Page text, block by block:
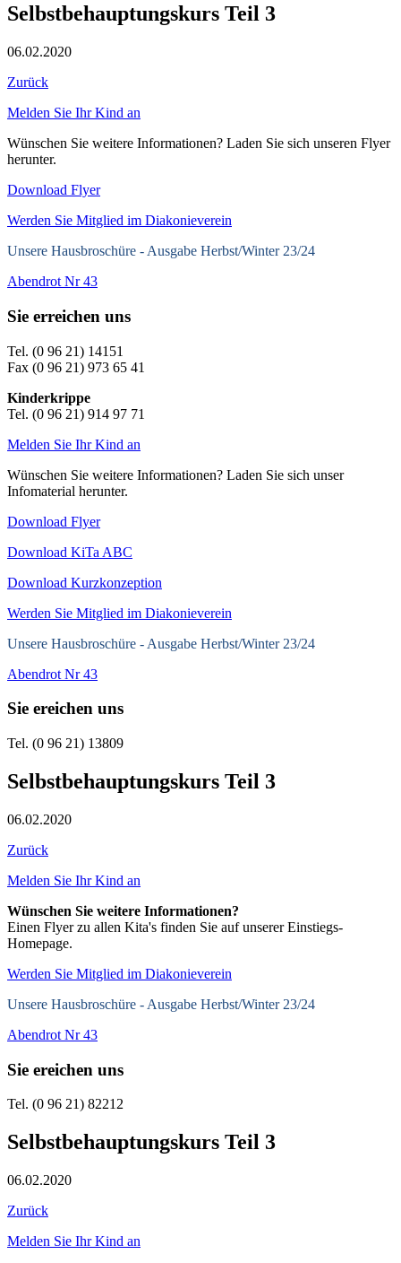
Selbstbehauptungskurs Teil 3
06.02.2020
Zurück
Melden Sie Ihr Kind an
Wünschen Sie weitere Informationen? Laden Sie sich unseren Flyer
herunter.
Download Flyer
Werden Sie Mitglied im Diakonieverein
Unsere Hausbroschüre - Ausgabe Herbst/Winter 23/24
Abendrot Nr 43
Sie erreichen uns
Tel. (0 96 21) 14151
Fax (0 96 21) 973 65 41
Kinderkrippe
Tel. (0 96 21) 914 97 71
Melden Sie Ihr Kind an
Wünschen Sie weitere Informationen? Laden Sie sich unser
Infomaterial herunter.
Download Flyer
Download KiTa ABC
Download Kurzkonzeption
Werden Sie Mitglied im Diakonieverein
Unsere Hausbroschüre - Ausgabe Herbst/Winter 23/24
Abendrot Nr 43
Sie ereichen uns
Tel. (0 96 21) 13809
Selbstbehauptungskurs Teil 3
06.02.2020
Zurück
Melden Sie Ihr Kind an
Wünschen Sie weitere Informationen?
Einen Flyer zu allen Kita's finden Sie auf unserer Einstiegs-
Homepage.
Werden Sie Mitglied im Diakonieverein
Unsere Hausbroschüre - Ausgabe Herbst/Winter 23/24
Abendrot Nr 43
Sie ereichen uns
Tel. (0 96 21) 82212
Selbstbehauptungskurs Teil 3
06.02.2020
Zurück
Melden Sie Ihr Kind an